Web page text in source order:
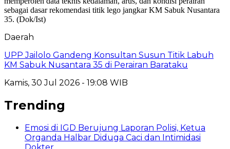
Daerah
UPP Jailolo Gandeng Konsultan Susun Titik Labuh
KM Sabuk Nusantara 35 di Perairan Barataku
Kamis, 30 Jul 2026 - 19:08 WIB
Trending
Emosi di IGD Berujung Laporan Polisi, Ketua
Organda Halbar Diduga Caci dan Intimidasi
Dokter